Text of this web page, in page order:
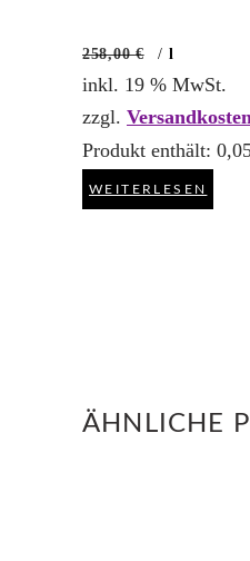
258,00€ / l
inkl. 19 % MwSt.
zzgl.
Produkt enthält:
WEITERLESEN
ÄHNLICHE